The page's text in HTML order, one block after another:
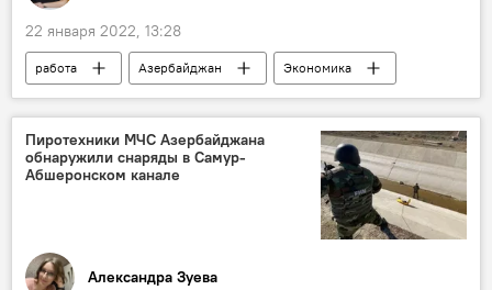
22 января 2022, 13:28
работа Азербайджан
Экономика
ЖИЗНЬ
безработица
Правила
Страхование
условия страховка
Пиротехники МЧС Азербайджана
обнаружили снаряды в Самур-
Абшеронском канале
Александра Зуева